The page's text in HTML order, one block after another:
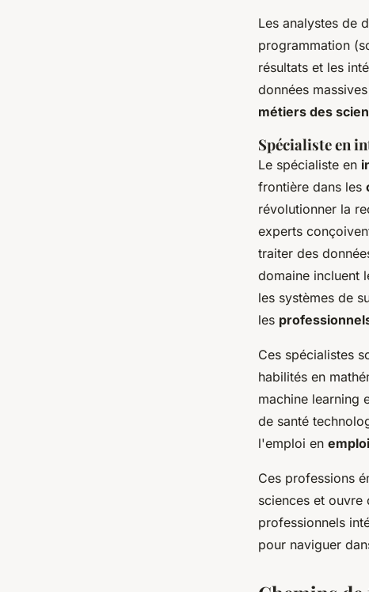
Les analystes de
programmation
résultats et les
données
métiers des
Spécialiste en
Le spécialiste en
frontière dans les
révolutionner la
experts
traiter des
domaine incluent
les systèmes de
les
Ces spécialistes
habilités en
machine learning
de santé
l'emploi en
Ces professions
sciences et ouvre
professionnels
pour naviguer